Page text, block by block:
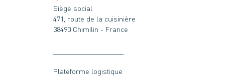
Siège social
471, route de la cuisinière
38490 Chimilin - France
Plateforme logistique